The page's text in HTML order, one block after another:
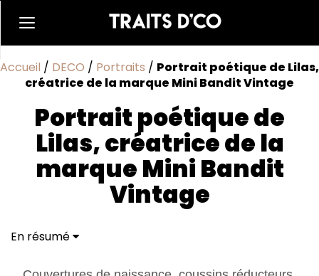
Accueil / DECO / Portraits / Portrait poétique de Lilas,
créatrice de la marque Mini Bandit Vintage
Portrait poétique de
Lilas, créatrice de la
marque Mini Bandit
Vintage
En résumé